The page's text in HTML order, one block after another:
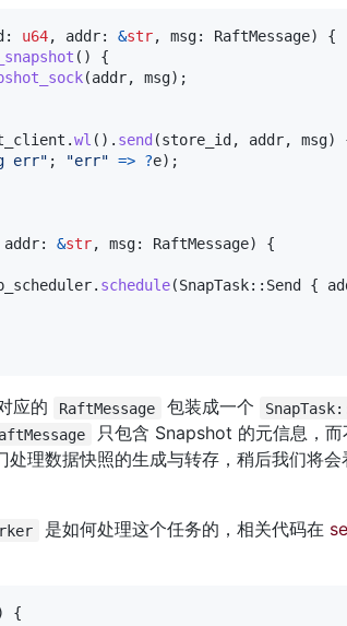
: u64, addr: &str, msg: RaftMessage)
{
( )
{
(addr, msg) ;
.wl ( ) . send (store_id , addr, msg)
err" ; "err" => ?e) ;
addr: &str, msg: RaftMessage)
{
. schedule(SnapTask:: Send {
应的 RaftMessage 包装成一个
只包含 Snapshot 的元信息，
处理数据快照的生成与转存，稍后我们将会
是如何处理这个任务的，相关代码在
{